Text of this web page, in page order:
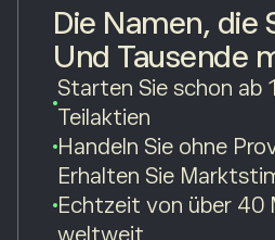
Die Namen, die
Und Tausende
Starten Sie schon ab
Teilaktien
Handeln Sie ohne
Erhalten Sie
Echtzeit von über 40
weltweit